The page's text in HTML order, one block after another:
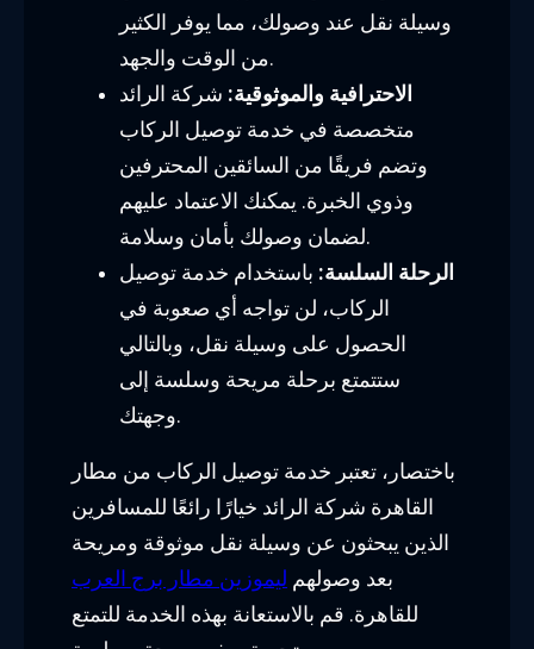
وسيلة نقل عند وصولك، مما يوفر الكثير
من الوقت والجهد.
الاحترافية والموثوقية: شركة الرائد
متخصصة في خدمة توصيل الركاب
وتضم فريقًا من السائقين المحترفين
وذوي الخبرة. يمكنك الاعتماد عليهم
لضمان وصولك بأمان وسلامة.
الرحلة السلسة: باستخدام خدمة توصيل
الركاب، لن تواجه أي صعوبة في
الحصول على وسيلة نقل، وبالتالي
ستتمتع برحلة مريحة وسلسة إلى
وجهتك.
باختصار، تعتبر خدمة توصيل الركاب من مطار
القاهرة شركة الرائد خيارًا رائعًا للمسافرين
الذين يبحثون عن وسيلة نقل موثوقة ومريحة
بعد وصولهم ليموزين مطار برج العرب
للقاهرة. قم بالاستعانة بهذه الخدمة للتمتع